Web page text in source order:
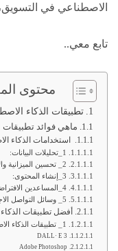
الاصطناعي في التسويق،
تابع معي..
محتوى
تطبيقات الذكاء
ماهي فوائد
استخدامات الذكاء
1_تحليلات البيانات:
2_ تحسين الميزانية والإنفاق الإعلاني:
3_إنشاء المحتوى:
4_المساعدين الافتراضيين وروبوتات المحادثة:
5_ وسائل التواصل الاجتماعي
أفضل تطبيقات
1_ تطبيقات الذكاء الاصطناعي لإنشاء الصور ومقاطع الفيديو:
DALL· E 3
Adobe Photoshop